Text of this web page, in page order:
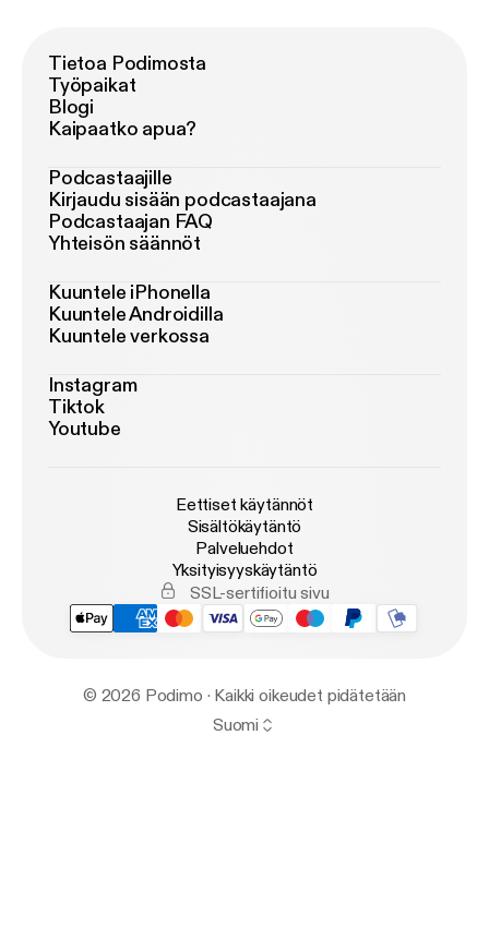
Tietoa Podimosta
Työpaikat
Blogi
Kaipaatko apua?
Podcastaajille
Kirjaudu sisään podcastaajana
Podcastaajan FAQ
Yhteisön säännöt
Kuuntele iPhonella
Kuuntele Androidilla
Kuuntele verkossa
Instagram
Tiktok
Youtube
Eettiset käytännöt
Sisältökäytäntö
Palveluehdot
Yksityisyyskäytäntö
SSL-sertifioitu sivu
© 2026 Podimo · Kaikki oikeudet pidätetään
Suomi